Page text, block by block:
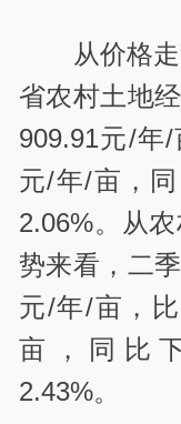
从价格
省农村土地
909.91元/年
元/年/亩，
2.06%。从
势来看，二
元/年/亩，
亩，同比
2.43%。